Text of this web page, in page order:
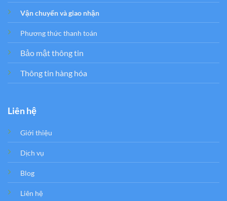
Vận chuyển và giao nhận
Phương thức thanh toán
Bảo mật thông tin
Thông tin hàng hóa
Liên hệ
Giới thiệu
Dịch vụ
Blog
Liên hệ